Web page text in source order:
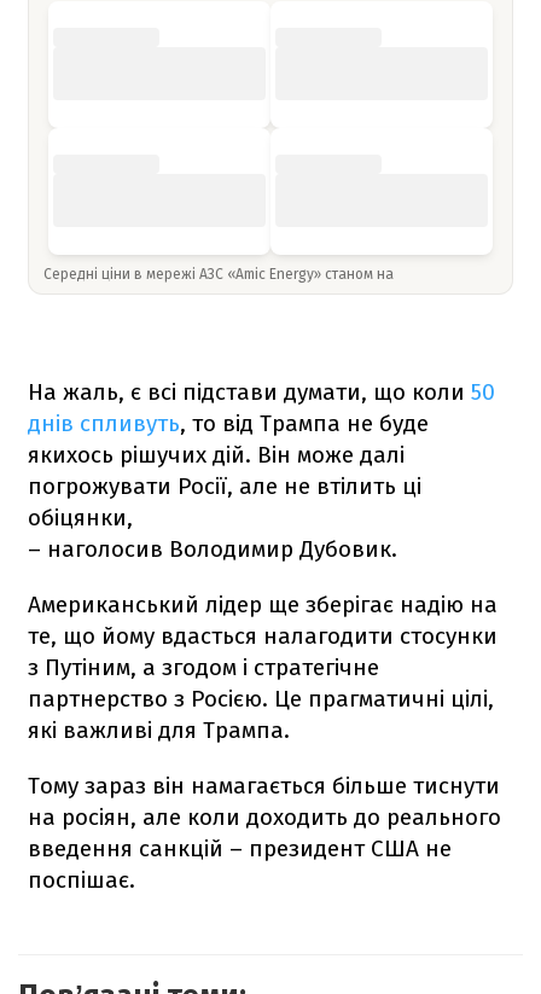
Середні ціни в мережі АЗС «Amic Energy» станом на
На жаль, є всі підстави думати, що коли 50
днів спливуть, то від Трампа не буде
якихось рішучих дій. Він може далі
погрожувати Росії, але не втілить ці
обіцянки,
– наголосив Володимир Дубовик.
Американський лідер ще зберігає надію на
те, що йому вдасться налагодити стосунки
з Путіним, а згодом і стратегічне
партнерство з Росією. Це прагматичні цілі,
які важливі для Трампа.
Тому зараз він намагається більше тиснути
на росіян, але коли доходить до реального
введення санкцій – президент США не
поспішає.